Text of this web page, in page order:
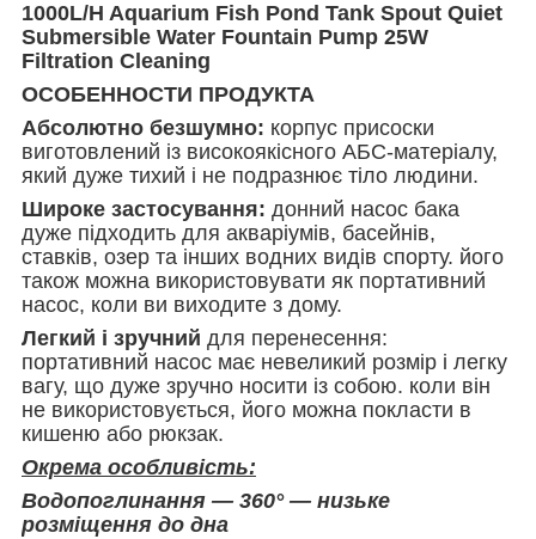
1000L/H Aquarium Fish Pond Tank Spout Quiet
Submersible Water Fountain Pump 25W
Filtration Cleaning
ОСОБЕННОСТИ ПРОДУКТА
Абсолютно безшумно: корпус присоски
виготовлений із високоякісного АБС-матеріалу,
який дуже тихий і не подразнює тіло людини.
Широке застосування: донний насос бака
дуже підходить для акваріумів, басейнів,
ставків, озер та інших водних видів спорту. його
також можна використовувати як портативний
насос, коли ви виходите з дому.
Легкий і зручний для перенесення:
портативний насос має невеликий розмір і легку
вагу, що дуже зручно носити із собою. коли він
не використовується, його можна покласти в
кишеню або рюкзак.
Окрема особливість:
Водопоглинання — 360° — низьке
розміщення до дна